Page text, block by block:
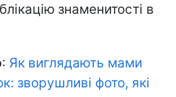
знаменитості в
: Як виглядають мами
зворушливі фото, які